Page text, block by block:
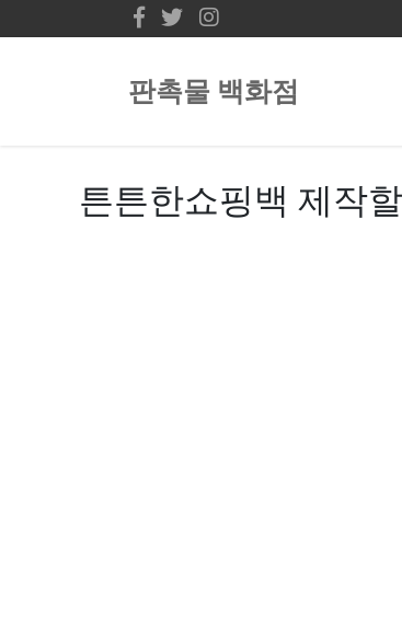
판촉물 백화점
튼튼한쇼핑백 제작